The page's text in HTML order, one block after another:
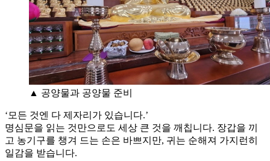
▲ 공양물과 공양물 준비
‘모든 것엔 다 제자리가 있습니다.’
명심문을 읽는 것만으로도 세상 큰 것을 깨칩니다. 장갑을 끼
고 농기구를 챙겨 드는 손은 바쁘지만, 귀는 순해져 가지런히
일감을 받습니다.